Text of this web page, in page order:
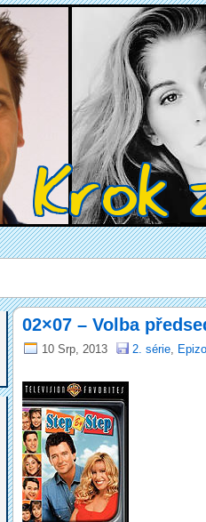
02×07 – Volba
10 Srp, 2013 2. série,